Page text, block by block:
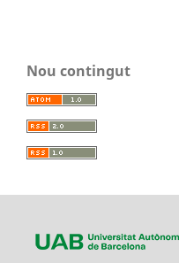
Nou contingut